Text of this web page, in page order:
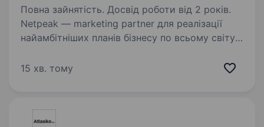
Повна зайнятість. Досвід роботи від 2 років.
Netpeak — marketing partner для реалізації
найамбітніших планів бізнесу по всьому світу.
спектр маркетингових рішень від бренд-
15 хв. тому